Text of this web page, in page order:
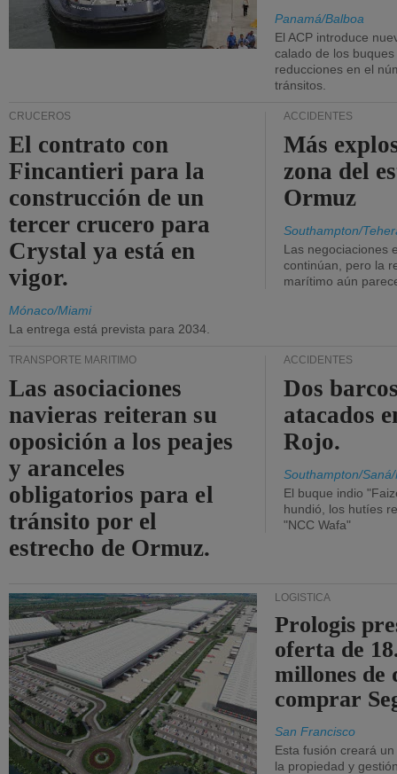
Panamá/Balboa
El ACP introduce
calado de los
reducciones en el
tránsitos.
CRUCEROS
El contrato con
Fincantieri para la
construcción de un
tercer crucero para
Crystal ya está en
vigor.
Mónaco/Miami
La entrega está prevista para 2034.
ACCIDENTES
Más
zona del
Ormuz
Southampton/
Las negociaciones
continúan, pero la
marítimo aún
TRANSPORTE MARÍTIMO
Las asociaciones
navieras reiteran su
oposición a los peajes
y aranceles
obligatorios para el
tránsito por el
estrecho de Ormuz.
ACCIDENTES
Dos
atacados
Rojo.
Southampton/
El buque indio
hundió, los hutíes
"NCC Wafa"
LOGÍSTICA
Prologis
oferta de
millones de
comprar
San Francisco
Esta fusión creará
la propiedad y